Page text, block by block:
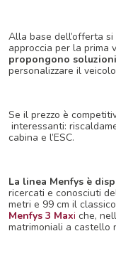
Alla base dell’offerta
approccia per la prima
propongono
personalizzare il
Se il prezzo è
interessanti:
cabina e l’ESC.
La linea Menfys è
ricercati e conosciuti
metri e 99 cm il
Menfys 3 Maxi che,
matrimoniali a castello